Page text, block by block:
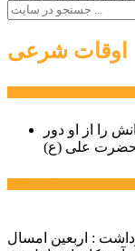
اوقات شرعی
را از او دور
علی (ع)
: اربعین امسال